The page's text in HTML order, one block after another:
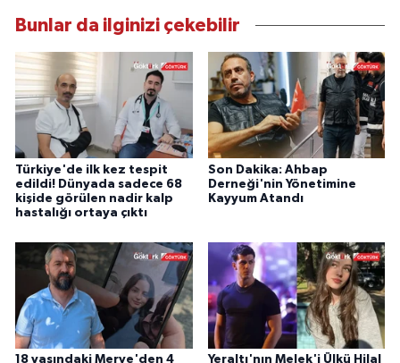
Bunlar da ilginizi çekebilir
Türkiye'de ilk kez tespit
edildi! Dünyada sadece 68
kişide görülen nadir kalp
hastalığı ortaya çıktı
Son Dakika: Ahbap
Derneği'nin Yönetimine
Kayyum Atandı
18 yaşındaki Merve'den 4 Yeraltı'nın Melek'i Ülkü Hilal